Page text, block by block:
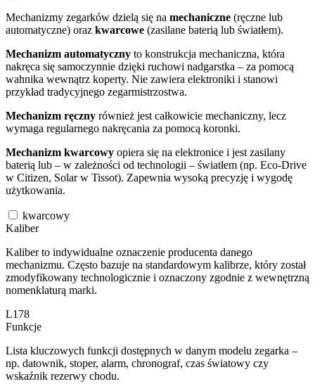
Mechanizmy zegarków dzielą się na mechaniczne (ręczne lub
automatyczne) oraz kwarcowe (zasilane baterią lub światłem).
Mechanizm automatyczny to konstrukcja mechaniczna, która
nakręca się samoczynnie dzięki ruchowi nadgarstka – za pomocą
wahnika wewnątrz koperty. Nie zawiera elektroniki i stanowi
przykład tradycyjnego zegarmistrzostwa.
Mechanizm ręczny również jest całkowicie mechaniczny, lecz
wymaga regularnego nakręcania za pomocą koronki.
Mechanizm kwarcowy opiera się na elektronice i jest zasilany
baterią lub – w zależności od technologii – światłem (np. Eco-Drive
w Citizen, Solar w Tissot). Zapewnia wysoką precyzję i wygodę
użytkowania.
kwarcowy
Kaliber
Kaliber to indywidualne oznaczenie producenta danego
mechanizmu. Często bazuje na standardowym kalibrze, który został
zmodyfikowany technologicznie i oznaczony zgodnie z wewnętrzną
nomenklaturą marki.
L178
Funkcje
Lista kluczowych funkcji dostępnych w danym modelu zegarka –
np. datownik, stoper, alarm, chronograf, czas światowy czy
wskaźnik rezerwy chodu.